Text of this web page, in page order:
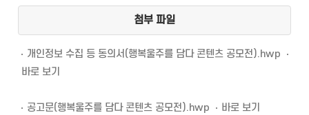
첨부 파일
개인정보 수집 등 동의서(행복울주를 담다 콘텐츠 공모전).hwp
바로 보기
공고문(행복울주를 담다 콘텐츠 공모전).hwp 바로 보기